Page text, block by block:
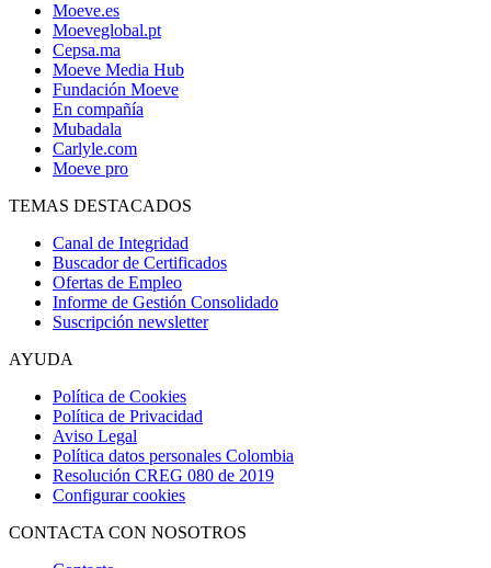
Moeve.es
Moeveglobal.pt
Cepsa.ma
Moeve Media Hub
Fundación Moeve
En compañía
Mubadala
Carlyle.com
Moeve pro
TEMAS DESTACADOS
Canal de Integridad
Buscador de Certificados
Ofertas de Empleo
Informe de Gestión Consolidado
Suscripción newsletter
AYUDA
Política de Cookies
Política de Privacidad
Aviso Legal
Política datos personales Colombia
Resolución CREG 080 de 2019
Configurar cookies
CONTACTA CON NOSOTROS